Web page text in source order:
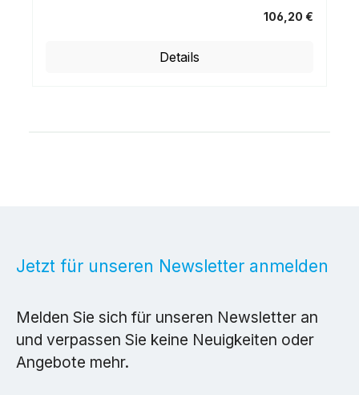
106,20 €
Details
Jetzt für unseren Newsletter anmelden
Melden Sie sich für unseren Newsletter an
und verpassen Sie keine Neuigkeiten oder
Angebote mehr.